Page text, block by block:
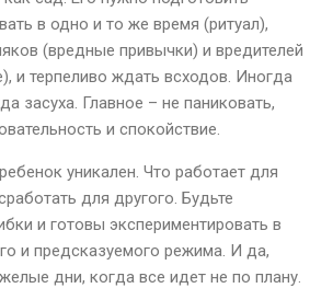
в одно и то же время (ритуал),
(вредные привычки) и вредителей
и терпеливо ждать всходов. Иногда
засуха. Главное – не паниковать,
и спокойствие.
уникален. Что работает для
для другого. Будьте
и готовы экспериментировать в
и предсказуемого режима. И да,
дни, когда все идет не по плану.